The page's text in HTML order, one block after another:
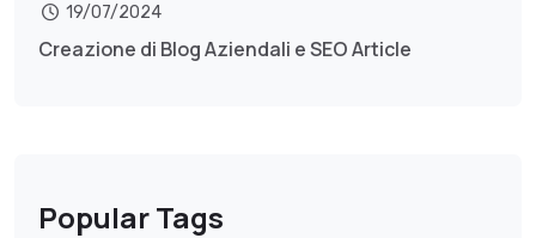
19/07/2024
Creazione di Blog Aziendali e SEO Article
Popular Tags